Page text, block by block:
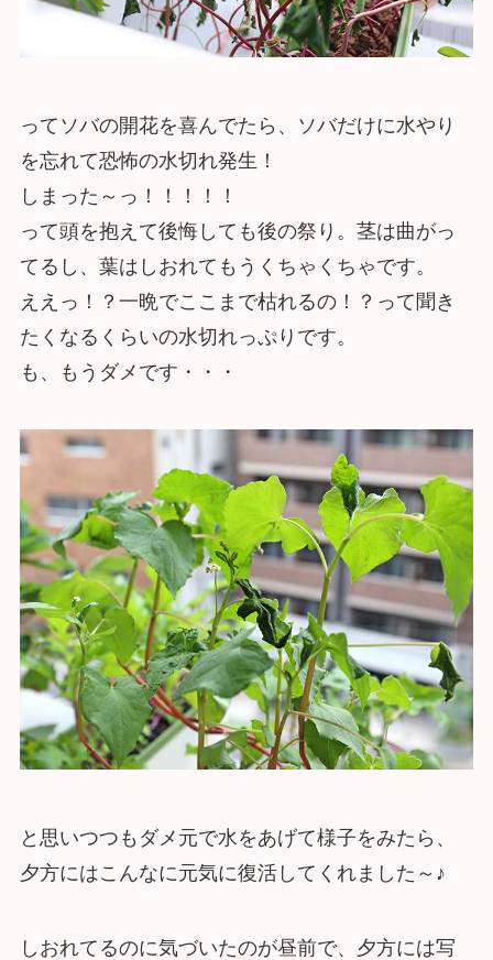
ってソバの開花を喜んでたら、ソバだけに水やり
を忘れて恐怖の水切れ発生！
しまった～っ！！！！！
って頭を抱えて後悔しても後の祭り。茎は曲がっ
てるし、葉はしおれてもうくちゃくちゃです。
ええっ！？一晩でここまで枯れるの！？って聞き
たくなるくらいの水切れっぷりです。
も、もうダメです・・・
と思いつつもダメ元で水をあげて様子をみたら、
夕方にはこんなに元気に復活してくれました～♪
しおれてるのに気づいたのが昼前で、夕方には写